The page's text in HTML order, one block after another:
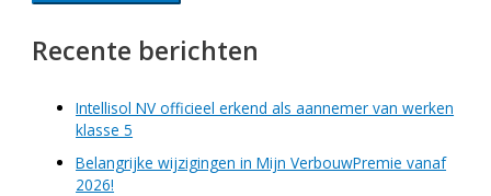
Recente berichten
Intellisol NV officieel erkend als aannemer van werken
klasse 5
Belangrijke wijzigingen in Mijn VerbouwPremie vanaf
2026!